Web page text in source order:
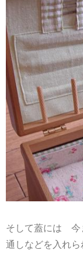
そして蓋には 今
通しなどを入れら